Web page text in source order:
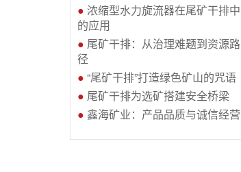
● 浓缩型水力旋流器在尾矿干排中
的应用
● 尾矿干排：从治理难题到资源路
径
● “尾矿干排”打造绿色矿山的咒语
● 尾矿干排为选矿搭建安全桥梁
● 鑫海矿业：产品品质与诚信经营